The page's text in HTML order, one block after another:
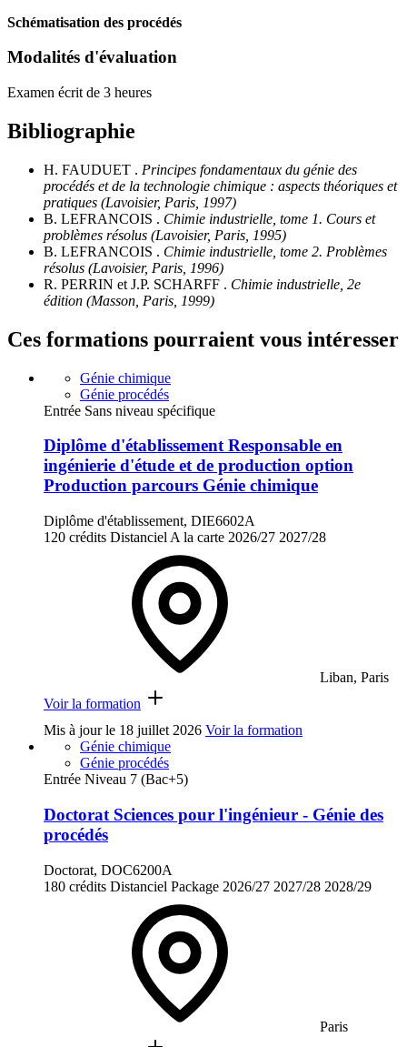
Schématisation des procédés
Modalités d'évaluation
Examen écrit de 3 heures
Bibliographie
H. FAUDUET . Principes fondamentaux du génie des
procédés et de la technologie chimique : aspects théoriques et
pratiques (Lavoisier, Paris, 1997)
B. LEFRANCOIS . Chimie industrielle, tome 1. Cours et
problèmes résolus (Lavoisier, Paris, 1995)
B. LEFRANCOIS . Chimie industrielle, tome 2. Problèmes
résolus (Lavoisier, Paris, 1996)
R. PERRIN et J.P. SCHARFF . Chimie industrielle, 2e
édition (Masson, Paris, 1999)
Ces formations pourraient vous intéresser
Génie chimique
Génie procédés
Entrée Sans niveau spécifique
Diplôme d'établissement Responsable en
ingénierie d'étude et de production option
Production parcours Génie chimique
Diplôme d'établissement, DIE6602A
120 crédits Distanciel A la carte 2026/27 2027/28
Liban, Paris
Voir la formation
Mis à jour le 18 juillet 2026 Voir la formation
Génie chimique
Génie procédés
Entrée Niveau 7 (Bac+5)
Doctorat Sciences pour l'ingénieur - Génie des
procédés
Doctorat, DOC6200A
180 crédits Distanciel Package 2026/27 2027/28 2028/29
Paris